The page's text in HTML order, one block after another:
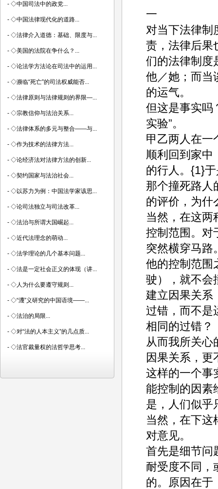
一
对当下法律制
责，法律后果
们的法律制度
他／她；而当
的运气。
但这是事实吗
实验”。
甲乙两人在一
顺利回到家中
的行人。{1}
那个撞死路人
的评价，为什
当然，在这两
控制范围。对
突然横穿马路
他的控制范围
驶），就不会
建立因果关系
过错，而不是
相同的过错？
从而我所关心
因果关系，更
这样的一个事
能控制的因素
是，人们似乎
当然，在下这
对意见。
首先是细节问
耐受度不同，
的。原因在于
- ◇中国司法中的政党...
- ◇中国法律现代化的道路...
- ◇法律介入道德：基础、限度与...
- ◇美国的法院在争什么？...
- ◇论法学方法论在司法中的运用...
- ◇濒临“死亡”的司法权威能否...
- ◇法律原则与法律规则的界限—...
- ◇宗教信仰与法治关系...
- ◇法律体系的多元与整合——与...
- ◇作为技术的法律方法...
- ◇论经济法对法律方法的创新...
- ◇契约国家与法治社会...
- ◇以苏力为例：中国法学家该思...
- ◇论司法独立与司法改革...
- ◇法治与所谓大国崛起...
- ◇近代法理念的萌动...
- ◇法学理论的几个基本问题...
- ◇法是一定社会正义的体现（讲...
- ◇人为什么要遵守规则...
- ◇“灋”义研究的中国语境——...
- ◇法治的局限...
- ◇对“法的人本主义”的几点质...
- ◇法官裁量权的法哲学思考...